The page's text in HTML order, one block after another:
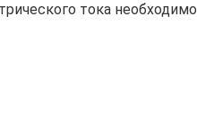
тока необходимо